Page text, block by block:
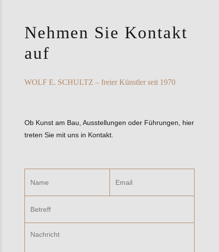
Nehmen Sie Kontakt
auf
WOLF E. SCHULTZ – freier Künstler seit 1970
Ob Kunst am Bau, Ausstellungen oder Führungen, hier
treten Sie mit uns in Kontakt.